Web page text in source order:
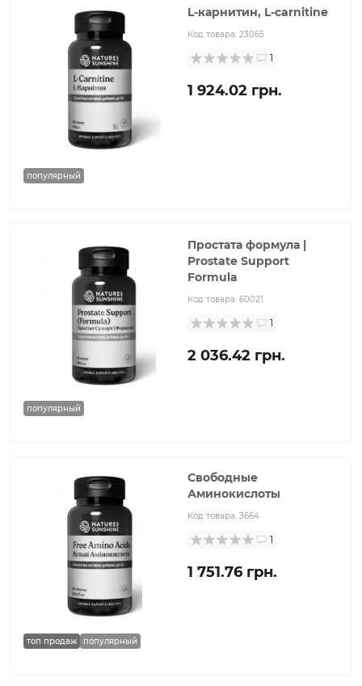
популярный
L-карнитин, L-carnitine
Код товара: 23065
1
1 924.02 грн.
популярный
Простата формула |
Prostate Support
Formula
Код товара: 60021
1
2 036.42 грн.
топ продаж популярный
Свободные
Аминокислоты
Код товара: 3664
1
1 751.76 грн.